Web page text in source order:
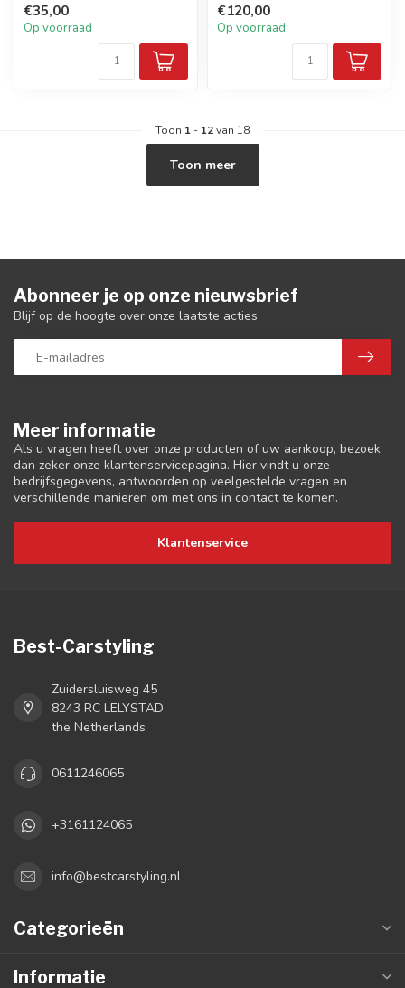
€35,00
Op voorraad
€120,00
Op voorraad
Toon 1 - 12van 18
Toon meer
Meer informatie
Als u vragen heeft over onze producten of uw aankoop, bezoek
dan zeker onze klantenservicepagina. Hier vindt u onze
bedrijfsgegevens, antwoorden op veelgestelde vragen en
verschillende manieren om met ons in contact te komen.
Klantenservice
Abonneer je op onze nieuwsbrief
Blijf op de hoogte over onze laatste acties
Best-Carstyling
Zuidersluisweg 45
8243 RC LELYSTAD
the Netherlands
0611246065
+3161124065
info@bestcarstyling.nl
Categorieën
Informatie